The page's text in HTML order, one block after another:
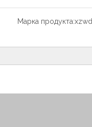
Марка продукта:xzwd